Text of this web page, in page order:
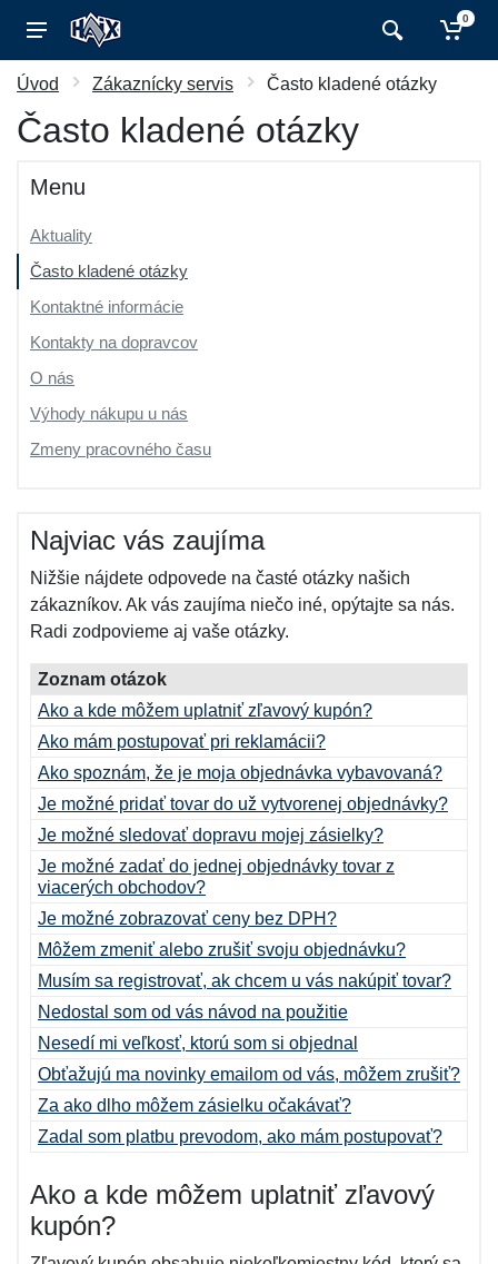
0
Úvod Zákaznícky servis Často kladené otázky
Často kladené otázky
Menu
Aktuality
Často kladené otázky
Kontaktné informácie
Kontakty na dopravcov
O nás
Výhody nákupu u nás
Zmeny pracovného času
Najviac vás zaujíma
Nižšie nájdete odpovede na časté otázky našich
zákazníkov. Ak vás zaujíma niečo iné, opýtajte sa nás.
Radi zodpovieme aj vaše otázky.
Zoznam otázok
Ako a kde môžem uplatniť zľavový kupón?
Ako mám postupovať pri reklamácii?
Ako spoznám, že je moja objednávka vybavovaná?
Je možné pridať tovar do už vytvorenej objednávky?
Je možné sledovať dopravu mojej zásielky?
Je možné zadať do jednej objednávky tovar z
viacerých obchodov?
Je možné zobrazovať ceny bez DPH?
Môžem zmeniť alebo zrušiť svoju objednávku?
Musím sa registrovať, ak chcem u vás nakúpiť tovar?
Nedostal som od vás návod na použitie
Nesedí mi veľkosť, ktorú som si objednal
Obťažujú ma novinky emailom od vás, môžem zrušiť?
Za ako dlho môžem zásielku očakávať?
Zadal som platbu prevodom, ako mám postupovať?
Ako a kde môžem uplatniť zľavový
kupón?